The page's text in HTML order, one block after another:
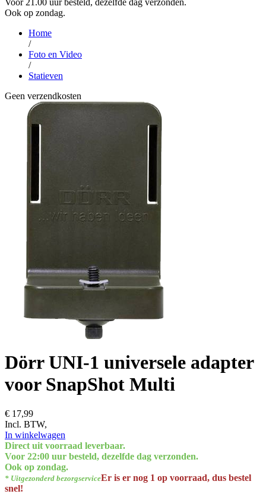
Voor 21.00 uur besteld, dezelfde dag verzonden.
Ook op zondag.
Home
/
Foto en Video
/
Statieven
Geen verzendkosten
Dörr UNI-1 universele adapter
voor SnapShot Multi
€ 17,99
Incl. BTW,
In winkelwagen
Direct uit voorraad leverbaar.
Voor 22:00 uur besteld, dezelfde dag verzonden.
Ook op zondag.
* Uitgezonderd bezorgserviceEr is er nog 1 op voorraad, dus bestel
snel!